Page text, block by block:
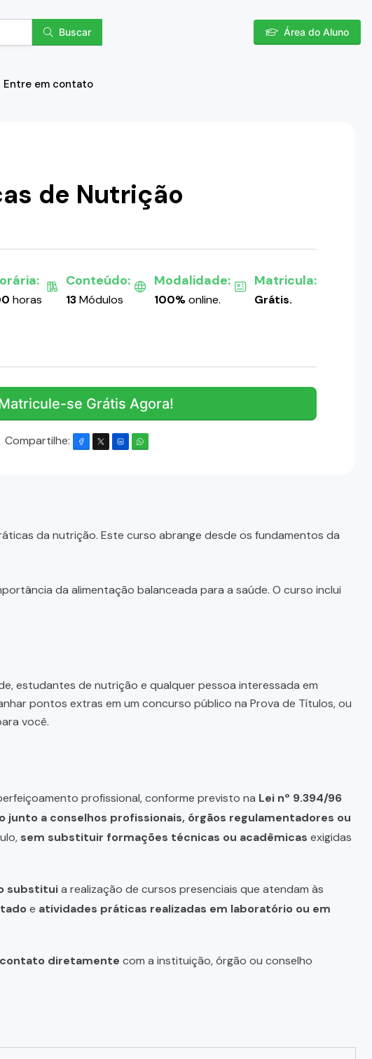
Buscar Área do Aluno
Entre em contato
de Nutrição
horas
Conteúdo:
13Módulos
Modalidade:
100%online.
Matricula:
Grátis.
se Grátis Agora!
Compartilhe:
da nutrição. Este curso abrange desde os fundamentos da
da alimentação balanceada para a saúde. O curso inclui
estudantes de nutrição e qualquer pessoa interessada em
pontos extras em um concurso público na Prova de Títulos, ou
você.
profissional, conforme previsto na Lei nº 9.394/96
a conselhos profissionais, órgãos regulamentadores ou
sem substituir formações técnicas ou acadêmicas exigidas
substituia realização de cursos presenciais que atendam às
e atividades práticas realizadas em laboratório ou em
diretamente com a instituição, órgão ou conselho